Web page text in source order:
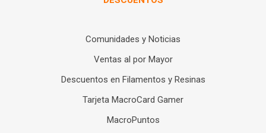
Comunidades y Noticias
Ventas al por Mayor
Descuentos en Filamentos y Resinas
Tarjeta MacroCard Gamer
MacroPuntos